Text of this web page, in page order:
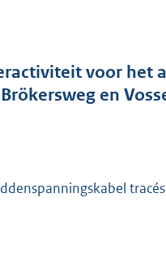
d
s
voor het
en
tracés